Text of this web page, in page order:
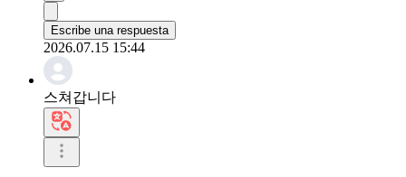
Escribe una respuesta
2026.07.15 15:44
스쳐갑니다